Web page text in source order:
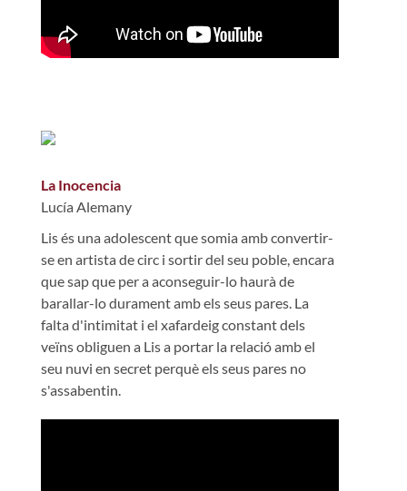
La Inocencia
Lucía Alemany
Lis és una adolescent que somia amb convertir-
se en artista de circ i sortir del seu poble, encara
que sap que per a aconseguir-lo haurà de
barallar-lo durament amb els seus pares. La
falta d'intimitat i el xafardeig constant dels
veïns obliguen a Lis a portar la relació amb el
seu nuvi en secret perquè els seus pares no
s'assabentin.